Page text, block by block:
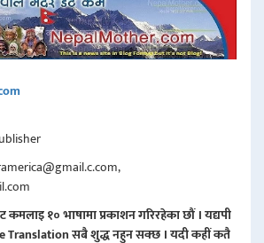
कमलाइ १० भाषामा प्रकाशन गरिरहेका छौं । यद्यपी
Translation सबै शुद्ध नहुन सक्छ । यदी कहीं कतै